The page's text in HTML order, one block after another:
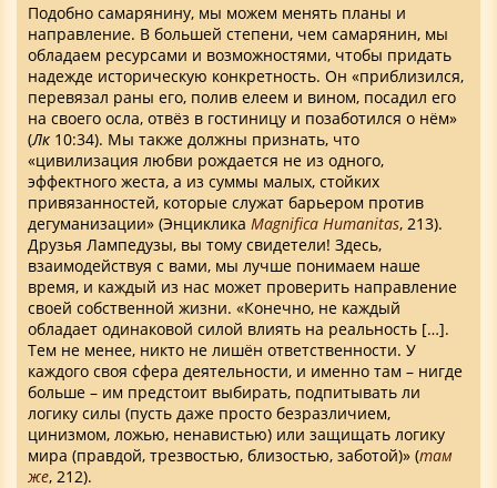
Подобно самарянину, мы можем менять планы и
направление. В большей степени, чем самарянин, мы
обладаем ресурсами и возможностями, чтобы придать
надежде историческую конкретность. Он «приблизился,
перевязал раны его, полив елеем и вином, посадил его
на своего осла, отвёз в гостиницу и позаботился о нём»
(Лк 10:34). Мы также должны признать, что
«цивилизация любви рождается не из одного,
эффектного жеста, а из суммы малых, стойких
привязанностей, которые служат барьером против
дегуманизации» (Энциклика Magnifica Humanitas, 213).
Друзья Лампедузы, вы тому свидетели! Здесь,
взаимодействуя с вами, мы лучше понимаем наше
время, и каждый из нас может проверить направление
своей собственной жизни. «Конечно, не каждый
обладает одинаковой силой влиять на реальность […].
Тем не менее, никто не лишён ответственности. У
каждого своя сфера деятельности, и именно там – нигде
больше – им предстоит выбирать, подпитывать ли
логику силы (пусть даже просто безразличием,
цинизмом, ложью, ненавистью) или защищать логику
мира (правдой, трезвостью, близостью, заботой)» (там
же, 212).